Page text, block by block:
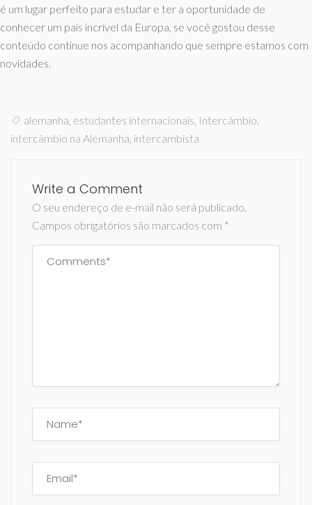
é um lugar perfeito para estudar e ter a oportunidade de
conhecer um país incrível da Europa, se você gostou desse
conteúdo continue nos acompanhando que sempre estamos com
novidades.
alemanha, estudantes internacionais, Intercâmbio,
intercâmbio na Alemanha, intercambista
Write a Comment
O seu endereço de e-mail não será publicado.
Campos obrigatórios são marcados com *